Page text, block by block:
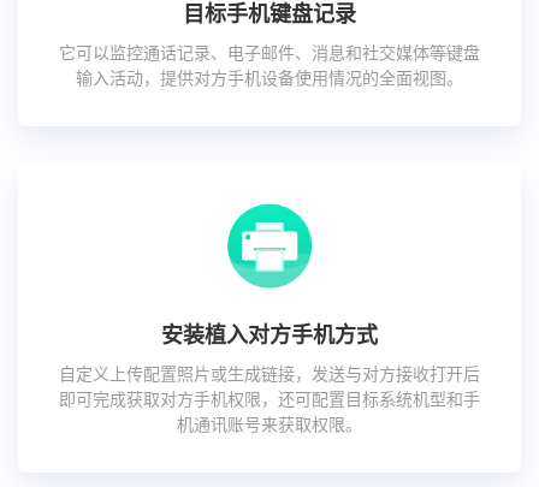
目标手机键盘记录
它可以监控通话记录、电子邮件、消息和社交媒体等键盘
输入活动，提供对方手机设备使用情况的全面视图。
安装植入对方手机方式
自定义上传配置照片或生成链接，发送与对方接收打开后
即可完成获取对方手机权限，还可配置目标系统机型和手
机通讯账号来获取权限。